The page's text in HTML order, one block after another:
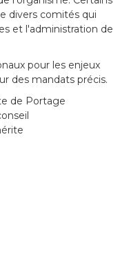
divers comités qui
et l'administration de
pour les enjeux
des mandats précis.
de Portage